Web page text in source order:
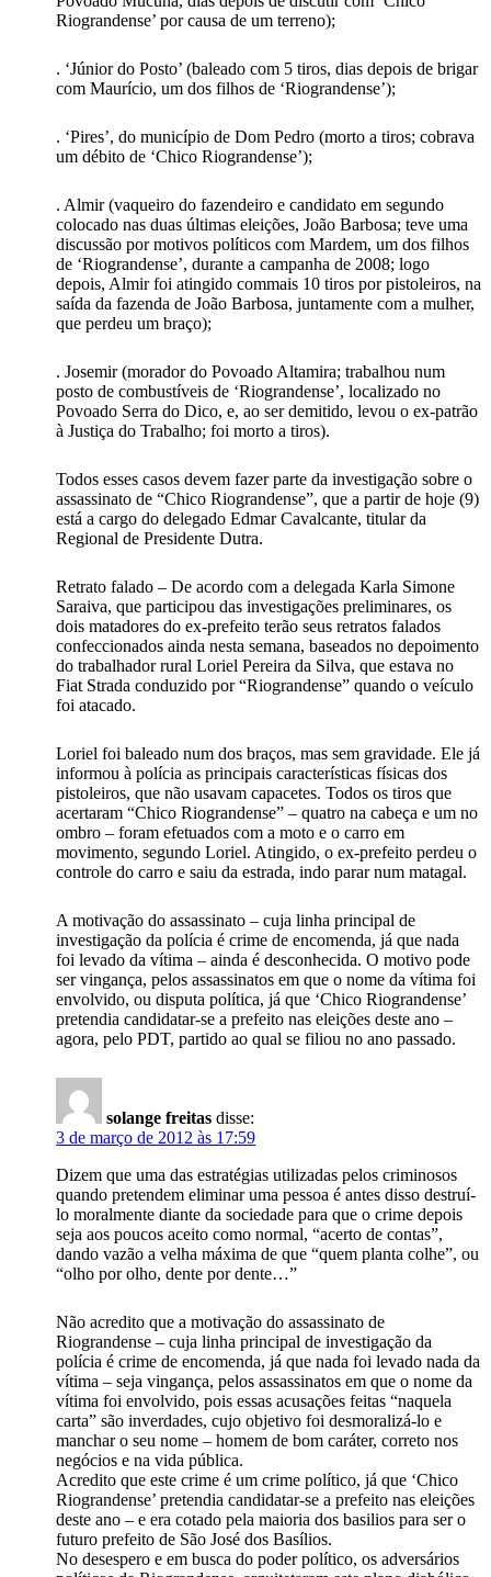
Riograndense’ por causa de um terreno);
. ‘Júnior do Posto’ (baleado com 5 tiros, dias depois de brigar
com Maurício, um dos filhos de ‘Riograndense’);
. ‘Pires’, do município de Dom Pedro (morto a tiros; cobrava
um débito de ‘Chico Riograndense’);
. Almir (vaqueiro do fazendeiro e candidato em segundo
colocado nas duas últimas eleições, João Barbosa; teve uma
discussão por motivos políticos com Mardem, um dos filhos
de ‘Riograndense’, durante a campanha de 2008; logo
depois, Almir foi atingido commais 10 tiros por pistoleiros, na
saída da fazenda de João Barbosa, juntamente com a mulher,
que perdeu um braço);
. Josemir (morador do Povoado Altamira; trabalhou num
posto de combustíveis de ‘Riograndense’, localizado no
Povoado Serra do Dico, e, ao ser demitido, levou o ex-patrão
à Justiça do Trabalho; foi morto a tiros).
Todos esses casos devem fazer parte da investigação sobre o
assassinato de “Chico Riograndense”, que a partir de hoje (9)
está a cargo do delegado Edmar Cavalcante, titular da
Regional de Presidente Dutra.
Retrato falado – De acordo com a delegada Karla Simone
Saraiva, que participou das investigações preliminares, os
dois matadores do ex-prefeito terão seus retratos falados
confeccionados ainda nesta semana, baseados no depoimento
do trabalhador rural Loriel Pereira da Silva, que estava no
Fiat Strada conduzido por “Riograndense” quando o veículo
foi atacado.
Loriel foi baleado num dos braços, mas sem gravidade. Ele já
informou à polícia as principais características físicas dos
pistoleiros, que não usavam capacetes. Todos os tiros que
acertaram “Chico Riograndense” – quatro na cabeça e um no
ombro – foram efetuados com a moto e o carro em
movimento, segundo Loriel. Atingido, o ex-prefeito perdeu o
controle do carro e saiu da estrada, indo parar num matagal.
A motivação do assassinato – cuja linha principal de
investigação da polícia é crime de encomenda, já que nada
foi levado da vítima – ainda é desconhecida. O motivo pode
ser vingança, pelos assassinatos em que o nome da vítima foi
envolvido, ou disputa política, já que ‘Chico Riograndense’
pretendia candidatar-se a prefeito nas eleições deste ano –
agora, pelo PDT, partido ao qual se filiou no ano passado.
solange freitas disse:
3 de março de 2012 às 17:59
Dizem que uma das estratégias utilizadas pelos criminosos
quando pretendem eliminar uma pessoa é antes disso destruí-
lo moralmente diante da sociedade para que o crime depois
seja aos poucos aceito como normal, “acerto de contas”,
dando vazão a velha máxima de que “quem planta colhe”, ou
“olho por olho, dente por dente…”
Não acredito que a motivação do assassinato de
Riograndense – cuja linha principal de investigação da
polícia é crime de encomenda, já que nada foi levado nada da
vítima – seja vingança, pelos assassinatos em que o nome da
vítima foi envolvido, pois essas acusações feitas “naquela
carta” são inverdades, cujo objetivo foi desmoralizá-lo e
manchar o seu nome – homem de bom caráter, correto nos
negócios e na vida pública.
Acredito que este crime é um crime político, já que ‘Chico
Riograndense’ pretendia candidatar-se a prefeito nas eleições
deste ano – e era cotado pela maioria dos basilios para ser o
futuro prefeito de São José dos Basílios.
No desespero e em busca do poder político, os adversários